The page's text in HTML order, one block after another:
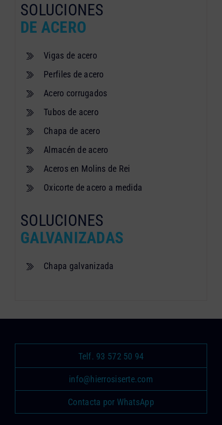
SOLUCIONES
DE ACERO
Vigas de acero
Perfiles de acero
Acero corrugados
Tubos de acero
Chapa de acero
Almacén de acero
Aceros en Molins de Rei
Oxicorte de acero a medida
SOLUCIONES
GALVANIZADAS
Chapa galvanizada
Telf. 93 572 50 94
info@hierrosiserte.com
Contacta por WhatsApp